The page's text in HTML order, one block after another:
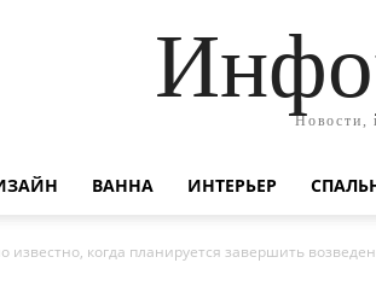
Новости,
ВАННА ИНТЕРЬЕР
известно, когда планируется завершить